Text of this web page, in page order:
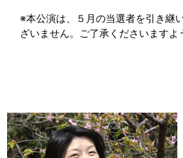
※本公演は、５月の当選者を引き継
ざいません。ご了承くださいますよ